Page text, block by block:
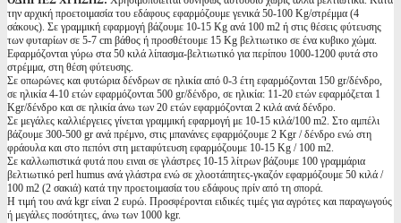
την αρχική προετοιμασία του εδάφους εφαρμόζουμε γενικά 50-100 Kg/στρέμμα (4
σάκους). Σε γραμμική εφαρμογή βάζουμε 10-15 Kg ανά 100 m2 ή στις θέσεις φύτευσης
των φυταρίων σε 5-7 cm βάθος ή προσθέτουμε 15 Kg βελτιωτικο σε ένα κυβικο χώμα.
Εφαρμόζονται γύρω στα 50 κιλά λίπασμα-βελτιωτικό για περίπου 1000-1200 φυτά στο
στρέμμα, στη θέση φύτευσης.
Σε οπωρώνες και φυτώρια δένδρων σε ηλικία από 0-3 έτη εφαρμόζονται 150 gr/δένδρο,
σε ηλικία 4-10 ετών εφαρμόζονται 500 gr/δένδρο, σε ηλικία: 11-20 ετών εφαρμόζεται 1
Kgr/δένδρο και σε ηλικία άνω των 20 ετών εφαρμόζονται 2 κιλά ανά δένδρο.
Σε μεγάλες καλλιέργειες γίνεται γραμμική εφαρμογή με 10-15 κιλά/100 m2. Στο αμπέλι
βάζουμε 300-500 gr ανά πρέμνο, στις μπανάνες εφαρμόζουμε 2 Kgr / δένδρο ενώ στη
φράουλα και στο πεπόνι στη μεταφύτευση εφαρμόζουμε 10-15 Kg / 100 m2.
Σε καλλωπιστικά φυτά που ειναι σε γλάστρες 10-15 λίτρων βάζουμε 100 γραμμάρια
βελτιωτικό perl humus ανά γλάστρα ενώ σε χλοοτάπητες-γκαζόν εφαρμόζουμε 50 κιλά /
100 m2 (2 σακιά) κατά την προετοιμασία του εδάφους πρίν από τη σπορά.
Η τιμή του ανά kgr είναι 2 ευρώ. Προσφέρονται ειδικές τιμές για αγρότες και παραγωγούς
ή μεγάλες ποσότητες, άνω των 1000 kgr.